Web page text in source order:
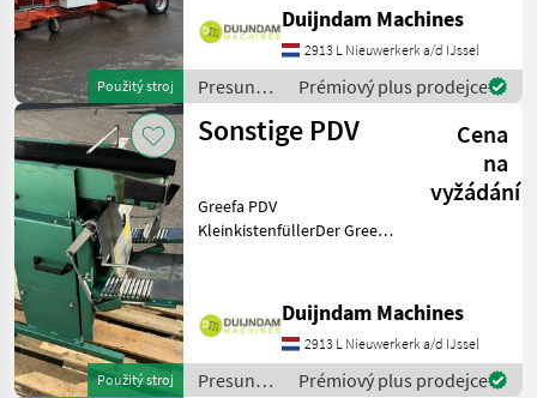
Použitý stroj
DOWNS ermöglichen die
Bulk-Lagerung
verschiedener Produkte:
Kartoffeln, Zwiebeln,
Getreide bei hoher
Arbeitsgesch
Duijndam Machines
2913 L Nieuwerkerk a/d IJssel
Presun
materiálu
/ Sonstige
Prémiový plus prodejce
Použitý stroj
Sonstige PDV
Cena
na
vyžádání
Greefa PDV
KleinkistenfüllerDer Greefa
automatischen und
gewichtsgenauen Befüllung
von Kleinkisten mit Obst,
Duijndam Machines
2913 L Nieuwerkerk a/d IJssel
Presun
Prémiový plus prodejce